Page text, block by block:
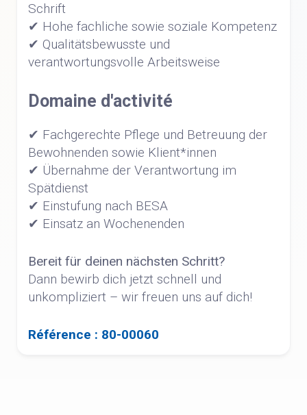
Schrift
✔ Hohe fachliche sowie soziale Kompetenz
✔ Qualitätsbewusste und
verantwortungsvolle Arbeitsweise
Domaine d'activité
✔ Fachgerechte Pflege und Betreuung der
Bewohnenden sowie Klient*innen
✔ Übernahme der Verantwortung im
Spätdienst
✔ Einstufung nach BESA
✔ Einsatz an Wochenenden
Bereit für deinen nächsten Schritt?
Dann bewirb dich jetzt schnell und
unkompliziert – wir freuen uns auf dich!
Référence : 80-00060